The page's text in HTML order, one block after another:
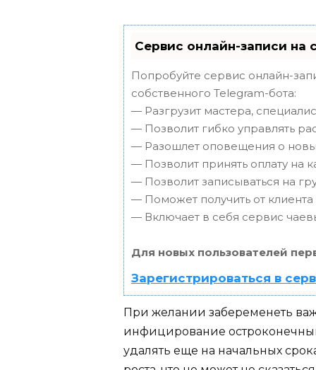
Сервис онлайн-записи на
Попробуйте сервис онлайн-
собственного Telegram-бота:
— Разгрузит мастера,
— Позволит гибко управлять
— Разошлет оповещения о
— Позволит принять оплату на
— Позволит записываться на
— Поможет получить от
— Включает в себя сервис
Для новых пользователей
Зарегистрироваться в
При желании забеременеть
инфицирование
удалять еще на начальных